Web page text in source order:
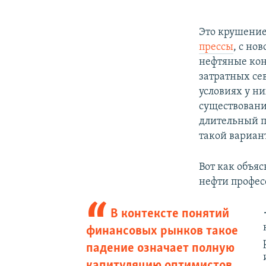
Это
прессы, с
нефтяные
затратных
условиях у
длительный
такой
Вот как
нефти
В контексте понятий
финансовых рынков такое
падение означает полную